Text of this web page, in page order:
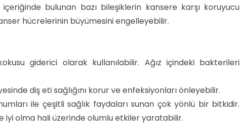
bulunan bazı bileşiklerin kansere karşı koruyucu
hücrelerinin büyümesini engelleyebilir.
giderici olarak kullanılabilir. Ağız içindeki bakterileri
diş eti sağlığını korur ve enfeksiyonları önleyebilir.
ile çeşitli sağlık faydaları sunan çok yönlü bir bitkidir.
iyi olma hali üzerinde olumlu etkiler yaratabilir.